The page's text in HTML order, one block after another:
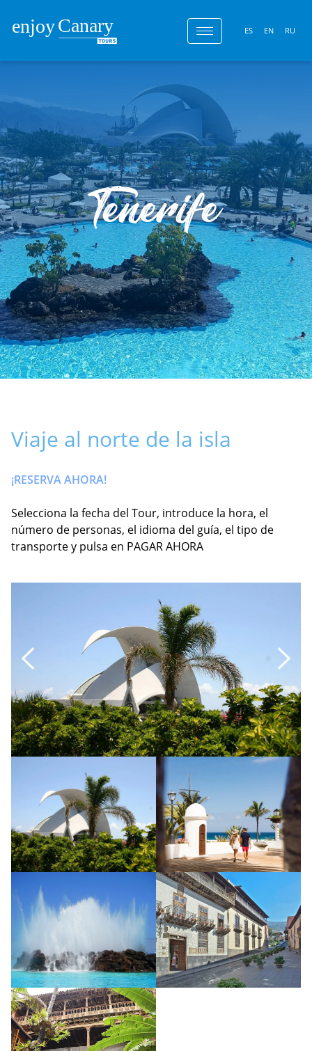
ES EN RU
Tenerife
Viaje al norte de la isla
¡RESERVA AHORA!
Selecciona la fecha del Tour, introduce la hora, el
número de personas, el idioma del guía, el tipo de
transporte y pulsa en PAGAR AHORA